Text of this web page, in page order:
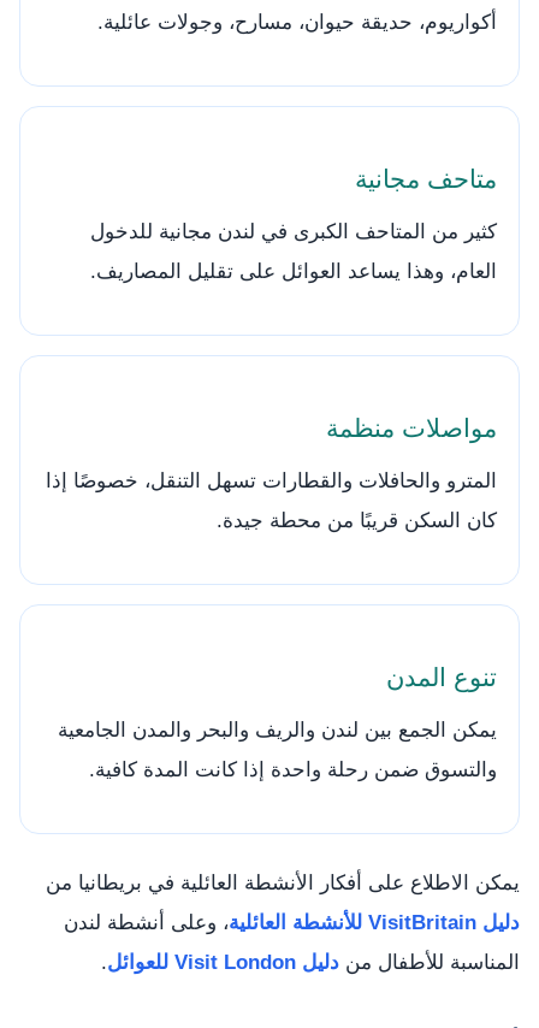
أكواريوم، حديقة حيوان، مسارح، وجولات عائلية.
متاحف مجانية
كثير من المتاحف الكبرى في لندن مجانية للدخول
العام، وهذا يساعد العوائل على تقليل المصاريف.
مواصلات منظمة
المترو والحافلات والقطارات تسهل التنقل، خصوصًا إذا
كان السكن قريبًا من محطة جيدة.
تنوع المدن
يمكن الجمع بين لندن والريف والبحر والمدن الجامعية
والتسوق ضمن رحلة واحدة إذا كانت المدة كافية.
يمكن الاطلاع على أفكار الأنشطة العائلية في بريطانيا من
دليل VisitBritain للأنشطة العائلية
، وعلى أنشطة لندن
المناسبة للأطفال من دليل Visit London للعوائل .